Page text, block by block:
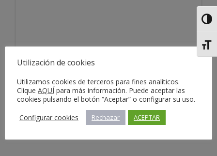
Utilización de cookies
Utilizamos cookies de terceros para fines analíticos.
Clique AQUÍ para más información. Puede aceptar las
cookies pulsando el botón “Aceptar” o configurar su uso.
Configurar cookies
Rechazar ACEPTAR